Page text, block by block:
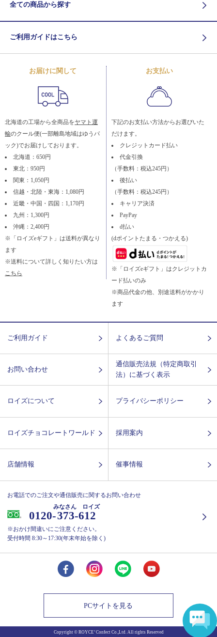
全ての商品から探す
ご利用ガイドはこちら
お届けに関して
北海道の工場から全商品をヤマト運
輸のクール便(一部離島地域はゆうパ
ック)でお届けしております。
北海道：650円
東北：950円
関東：1,050円
信越・北陸・東海：1,080円
近畿・中国・四国：1,170円
九州：1,300円
沖縄：2,400円
※「ロイズeギフト」は送料が異なり
ます
※送料について詳しく知りたい方は
こちら
お支払い
下記のお支払い方法からお選びいた
だけます。
クレジットカード払い
代金引換
（手数料：税込245円）
後払い
（手数料：税込245円）
キャリア決済
PayPay
d払い
(dポイントたまる・つかえる)
※「ロイズeギフト」はクレジットカ
ード払いのみ
※商品代金の他、別途送料がかかり
ます
ご利用ガイド よくあるご質問
お問い合わせ
通信販売法規（特定商取引
法）に基づく表示
ロイズについて プライバシーポリシー
ロイズチョコレートワールド 採用案内
店舗情報 催事情報
お電話でのご注文や通信販売に関するお問い合わせ
0120-373-612
みなさん ロイズ
※おかけ間違いにご注意ください。
受付時間 8:30～17:30(年末年始を除く)
PCサイトを見る
Copyright © ROYCE’ Confect Co.,Ltd. All rights Reserved